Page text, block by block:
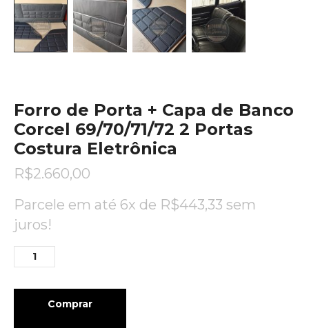
Forro de Porta + Capa de Banco
Corcel 69/70/71/72 2 Portas
Costura Eletrônica
R$2.660,00
Parcele em até 6x de R$443,33 sem
juros!
Comprar